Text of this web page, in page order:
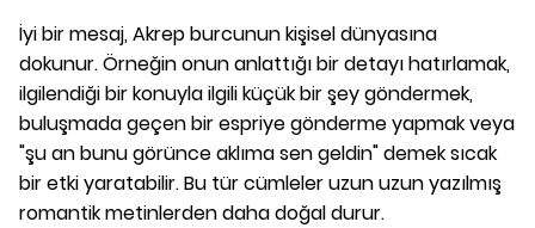
İyi bir mesaj, Akrep burcunun kişisel dünyasına
dokunur. Örneğin onun anlattığı bir detayı hatırlamak,
ilgilendiği bir konuyla ilgili küçük bir şey göndermek,
buluşmada geçen bir espriye gönderme yapmak veya
"şu an bunu görünce aklıma sen geldin" demek sıcak
bir etki yaratabilir. Bu tür cümleler uzun uzun yazılmış
romantik metinlerden daha doğal durur.